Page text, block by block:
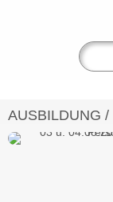
AUSBILDUNG /